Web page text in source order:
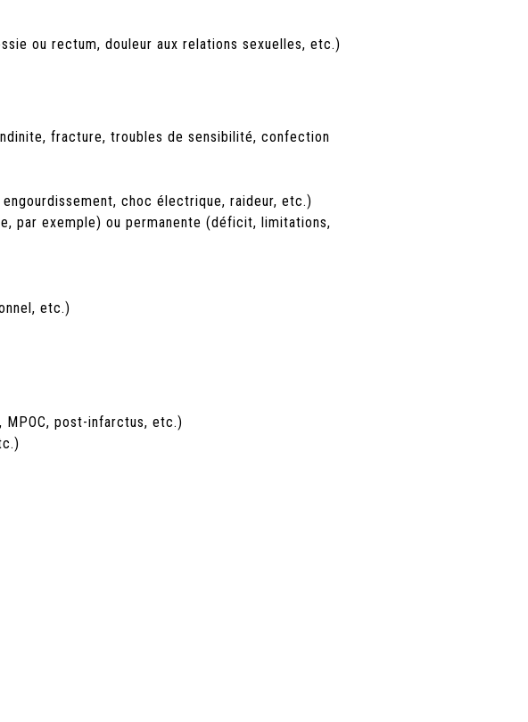
ou rectum, douleur aux relations sexuelles, etc.)
fracture, troubles de sensibilité, confection
choc électrique, raideur, etc.)
par exemple) ou permanente (déficit, limitations,
etc.)
MPOC, post-infarctus, etc.)